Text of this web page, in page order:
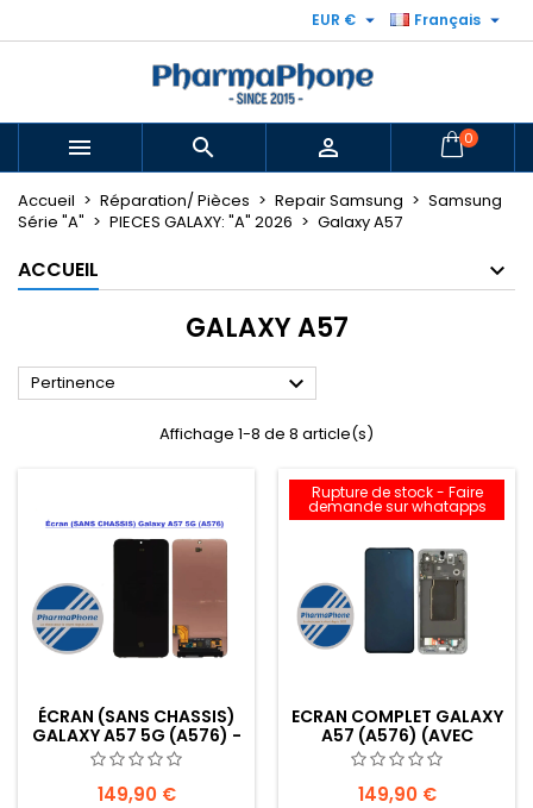
Français 
EUR € 
   0
Accueil Réparation/ Pièces Repair Samsung
Samsung
Série "A"
PIECES GALAXY: "A" 2026 Galaxy A57
ACCUEIL
GALAXY A57
Pertinence 
Affichage 1-8 de 8 article(s)
ÉCRAN (SANS CHASSIS)
GALAXY A57 5G (A576) -
EMPLACEMENT: Z02-
R03-E07
149,90 €
Rupture de stock - Faire
demande sur whatapps
ECRAN COMPLET GALAXY
A57 (A576) (AVEC
CHASSIS) -
EMPLACEMENT : Z02-
R03-E07
149,90 €